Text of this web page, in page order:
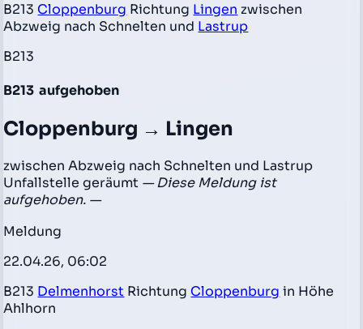
B213 Cloppenburg Richtung Lingen zwischen
Abzweig nach Schnelten und Lastrup
B213
B213 aufgehoben
Cloppenburg → Lingen
zwischen Abzweig nach Schnelten und Lastrup
Unfallstelle geräumt — Diese Meldung ist
aufgehoben. —
Meldung
22.04.26, 06:02
B213 Delmenhorst Richtung Cloppenburg in Höhe
Ahlhorn